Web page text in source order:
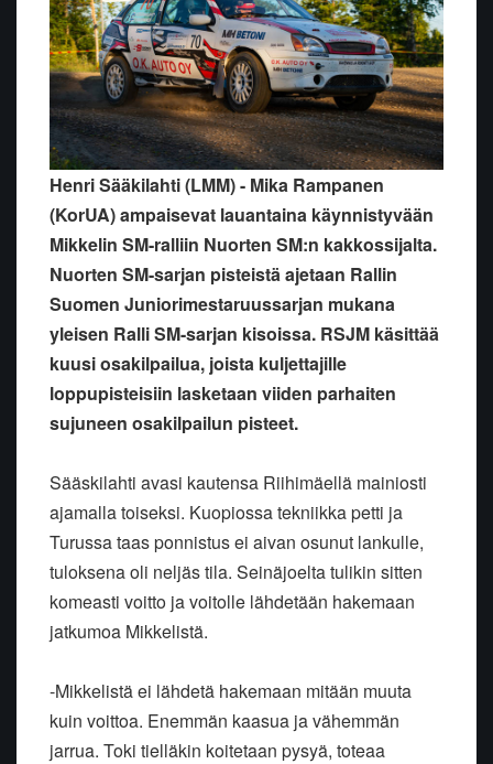
Henri Sääkilahti (LMM) - Mika Rampanen
(KorUA) ampaisevat lauantaina käynnistyvään
Mikkelin SM-ralliin Nuorten SM:n kakkossijalta.
Nuorten SM-sarjan pisteistä ajetaan Rallin
Suomen Juniorimestaruussarjan mukana
yleisen Ralli SM-sarjan kisoissa. RSJM käsittää
kuusi osakilpailua, joista kuljettajille
loppupisteisiin lasketaan viiden parhaiten
sujuneen osakilpailun pisteet.
Sääskilahti avasi kautensa Riihimäellä mainiosti
ajamalla toiseksi. Kuopiossa tekniikka petti ja
Turussa taas ponnistus ei aivan osunut lankulle,
tuloksena oli neljäs tila. Seinäjoelta tulikin sitten
komeasti voitto ja voitolle lähdetään hakemaan
jatkumoa Mikkelistä.
-Mikkelistä ei lähdetä hakemaan mitään muuta
kuin voittoa. Enemmän kaasua ja vähemmän
jarrua. Toki tielläkin koitetaan pysyä, toteaa